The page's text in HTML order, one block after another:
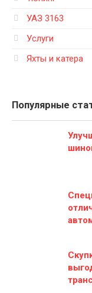
УАЗ 3163
Услуги
Яхты и катера
Популярные